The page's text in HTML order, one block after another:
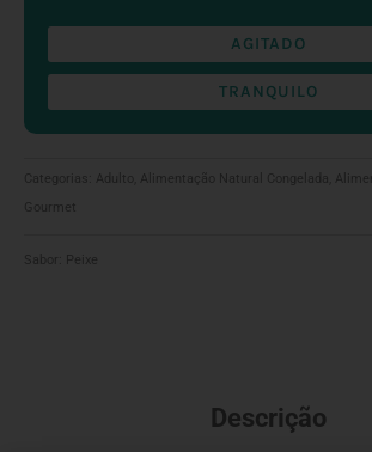
AGITADO
TRANQUILO
Categorias: Adulto Alimentação Natural Congelada
Gourmet
Sabor: Peixe
Descrição